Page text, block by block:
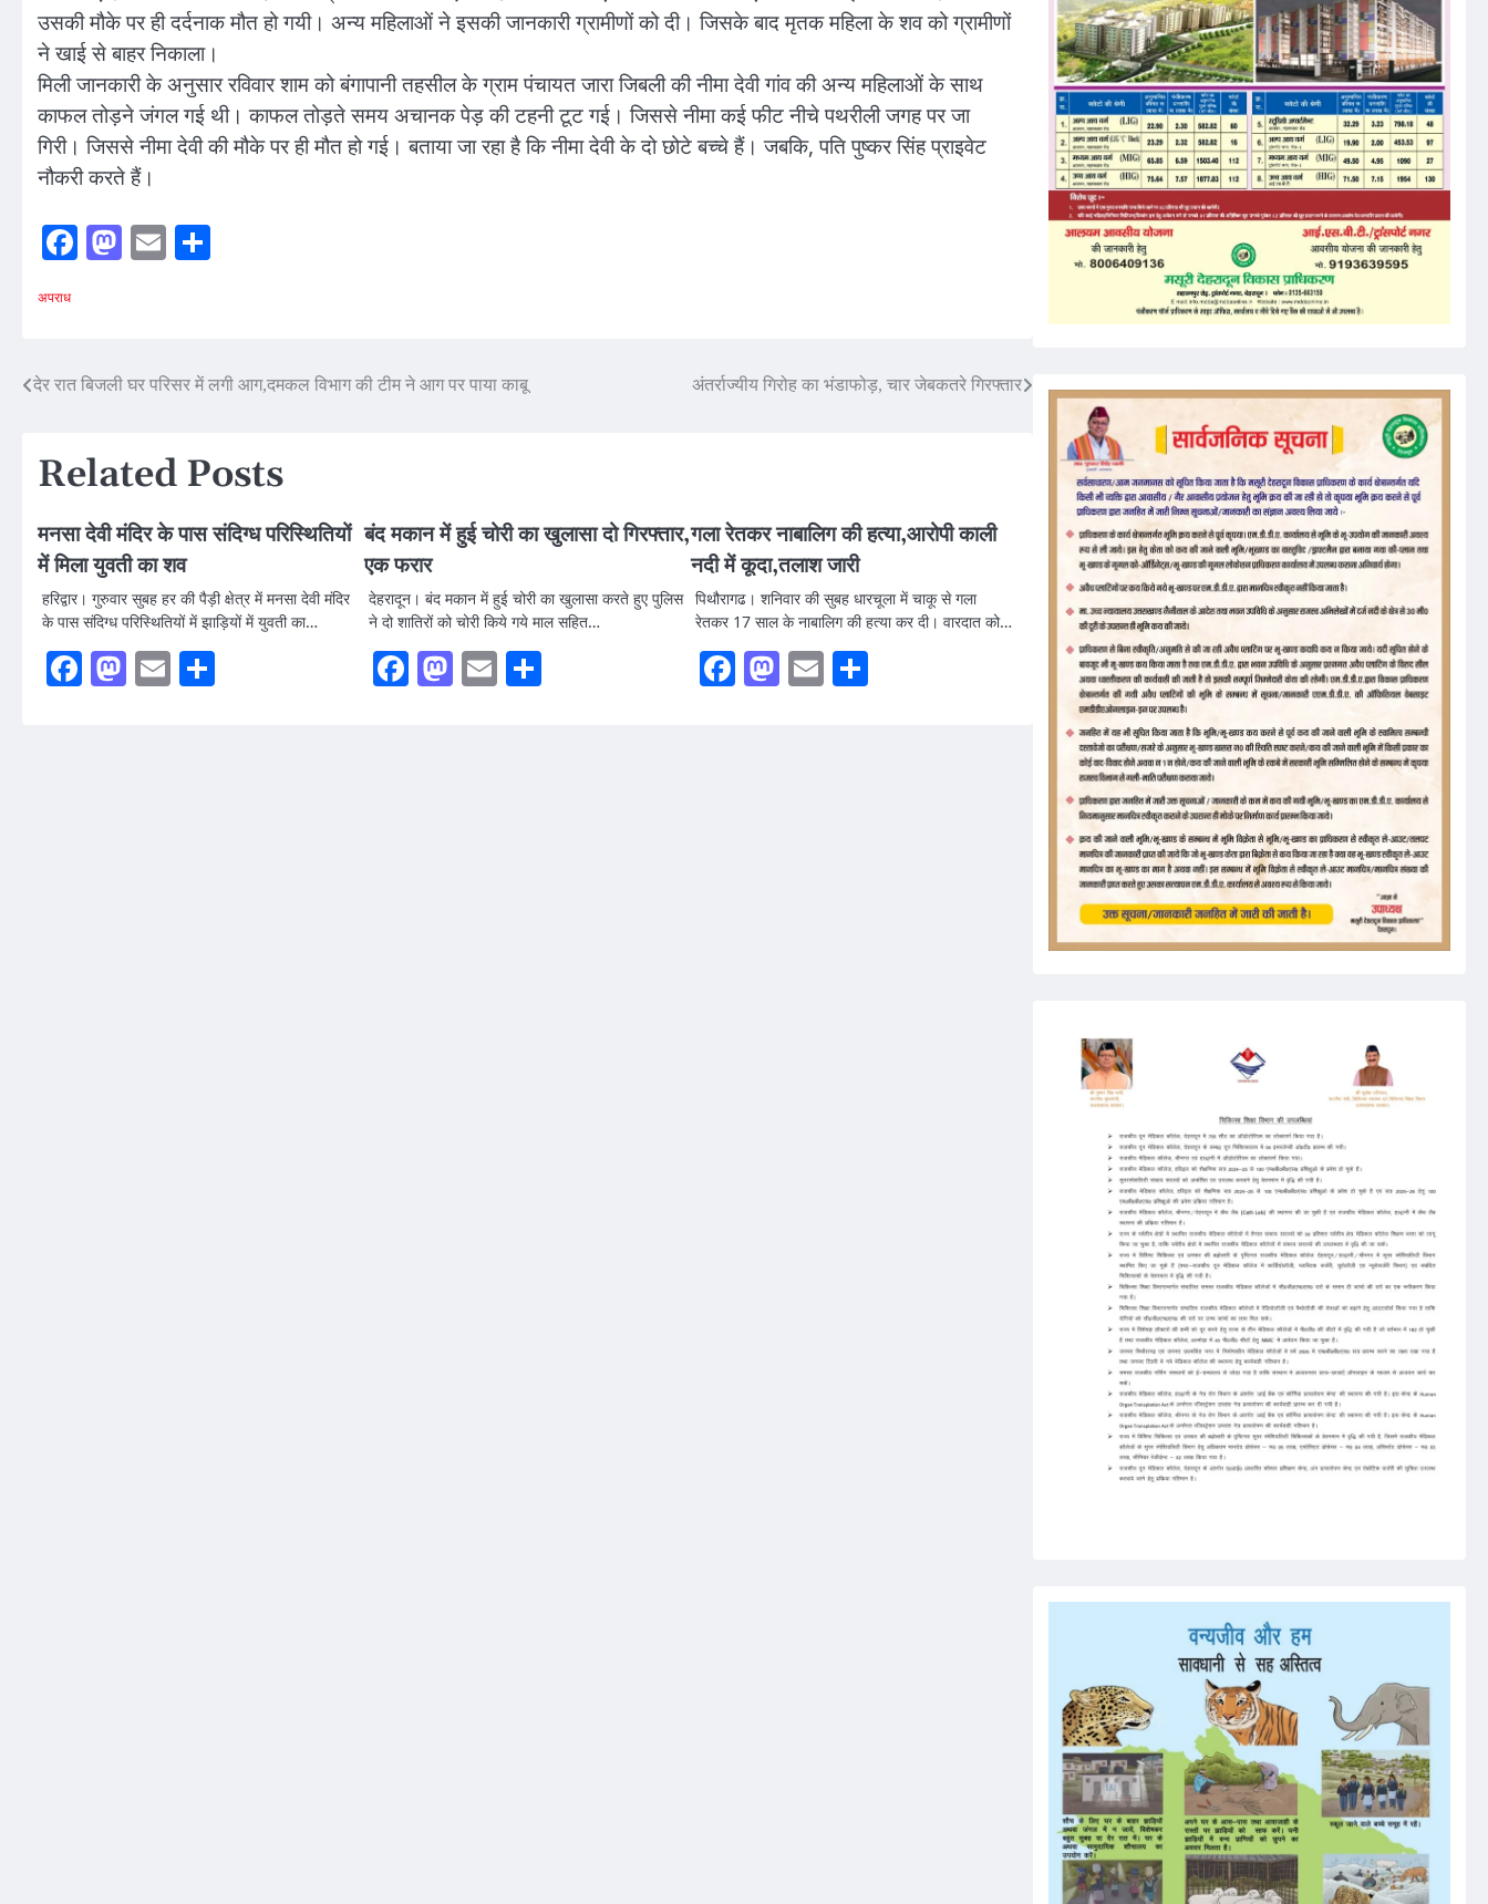
उसकी मौके पर ही दर्दनाक मौत हो गयी। अन्य महिलाओं ने इसकी जानकारी ग्रामीणों को दी। जिसके बाद मृतक महिला के शव को ग्रामीणों
ने खाई से बाहर निकाला।
मिली जानकारी के अनुसार रविवार शाम को बंगापानी तहसील के ग्राम पंचायत जारा जिबली की नीमा देवी गांव की अन्य महिलाओं के साथ
काफल तोड़ने जंगल गई थी। काफल तोड़ते समय अचानक पेड़ की टहनी टूट गई। जिससे नीमा कई फीट नीचे पथरीली जगह पर जा
गिरी। जिससे नीमा देवी की मौके पर ही मौत हो गई। बताया जा रहा है कि नीमा देवी के दो छोटे बच्चे हैं। जबकि, पति पुष्कर सिंह प्राइवेट
नौकरी करते हैं।
Facebook
Mastodon
Email
अपराध
Post
देर रात बिजली घर परिसर में लगी आग,दमकल विभाग की टीम ने आग पर पाया काबू अंतर्राज्यीय गिरोह का भंडाफोड़, चार जेबकतरे गिरफ्तार
Related Posts
मनसा देवी मंदिर के पास संदिग्ध परिस्थितियों
में मिला युवती का शव
हरिद्वार। गुरुवार सुबह हर की पैड़ी क्षेत्र में मनसा देवी मंदिर
के पास संदिग्ध परिस्थितियों में झाड़ियों में युवती का…
Facebook
Mastodon
Email
बंद मकान में हुई चोरी का खुलासा दो गिरफ्तार,
एक फरार
देहरादून। बंद मकान में हुई चोरी का खुलासा करते हुए पुलिस
ने दो शातिरों को चोरी किये गये माल सहित…
Facebook
Mastodon
Email
गला रेतकर नाबालिग की हत्या,आरोपी काली
नदी में कूदा,तलाश जारी
पिथौरागढ। शनिवार की सुबह धारचूला में चाकू से गला
रेतकर 17 साल के नाबालिग की हत्या कर दी। वारदात को…
Facebook
Mastodon
Email